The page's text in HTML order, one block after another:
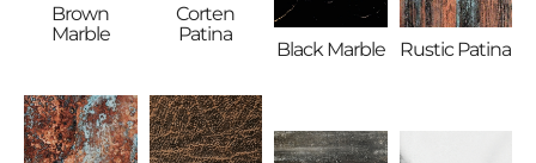
Brown
Marble
Corten
Patina
Black Marble Rustic Patina